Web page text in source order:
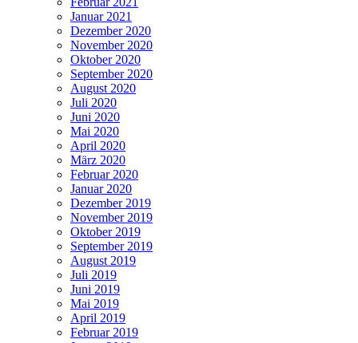
Januar 2021
Dezember 2020
November 2020
Oktober 2020
September 2020
August 2020
Juli 2020
Juni 2020
Mai 2020
April 2020
März 2020
Februar 2020
Januar 2020
Dezember 2019
November 2019
Oktober 2019
September 2019
August 2019
Juli 2019
Juni 2019
Mai 2019
April 2019
Februar 2019